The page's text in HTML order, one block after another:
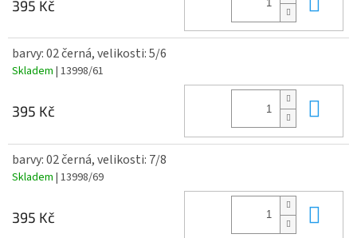
395 Kč
barvy: 02 černá, velikosti: 5/6
Skladem | 13998/61
395 Kč
barvy: 02 černá, velikosti: 7/8
Skladem | 13998/69
395 Kč